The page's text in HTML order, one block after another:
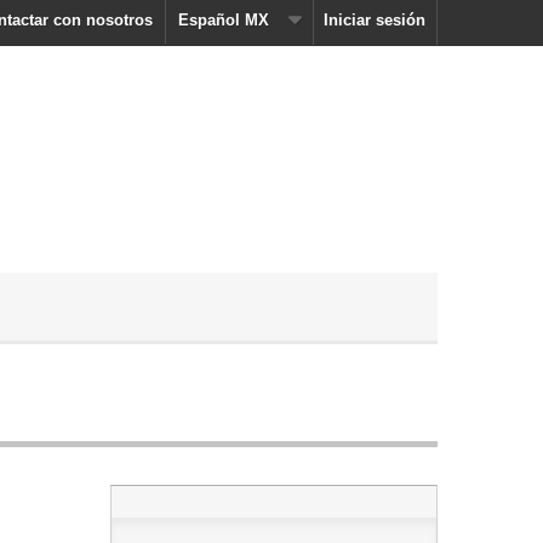
Iniciar sesión
Español MX
con nosotros